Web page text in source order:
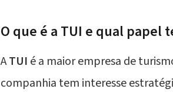
O que é a TUI e qual papel
ATUI é a maior empresa de
companhia tem interesse